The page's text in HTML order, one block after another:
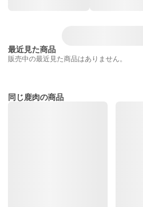
最近見た商品
販売中の最近見た商品はありません。
同じ鹿肉の商品